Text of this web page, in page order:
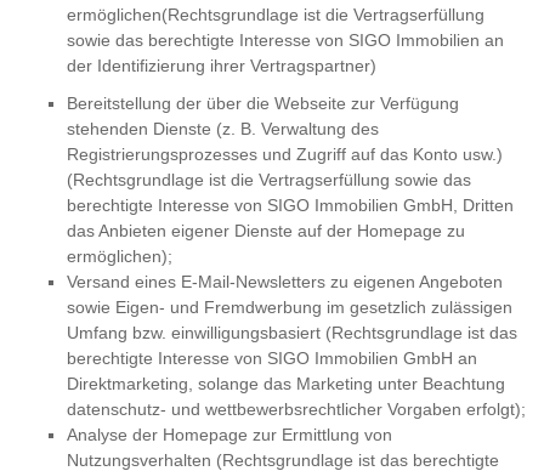
ermöglichen(Rechtsgrundlage ist die Vertragserfüllung
sowie das berechtigte Interesse von SIGO Immobilien an
der Identifizierung ihrer Vertragspartner)
Bereitstellung der über die Webseite zur Verfügung
stehenden Dienste (z. B. Verwaltung des
Registrierungsprozesses und Zugriff auf das Konto usw.)
(Rechtsgrundlage ist die Vertragserfüllung sowie das
berechtigte Interesse von SIGO Immobilien GmbH, Dritten
das Anbieten eigener Dienste auf der Homepage zu
ermöglichen);
Versand eines E-Mail-Newsletters zu eigenen Angeboten
sowie Eigen- und Fremdwerbung im gesetzlich zulässigen
Umfang bzw. einwilligungsbasiert (Rechtsgrundlage ist das
berechtigte Interesse von SIGO Immobilien GmbH an
Direktmarketing, solange das Marketing unter Beachtung
datenschutz- und wettbewerbsrechtlicher Vorgaben erfolgt);
Analyse der Homepage zur Ermittlung von
Nutzungsverhalten (Rechtsgrundlage ist das berechtigte